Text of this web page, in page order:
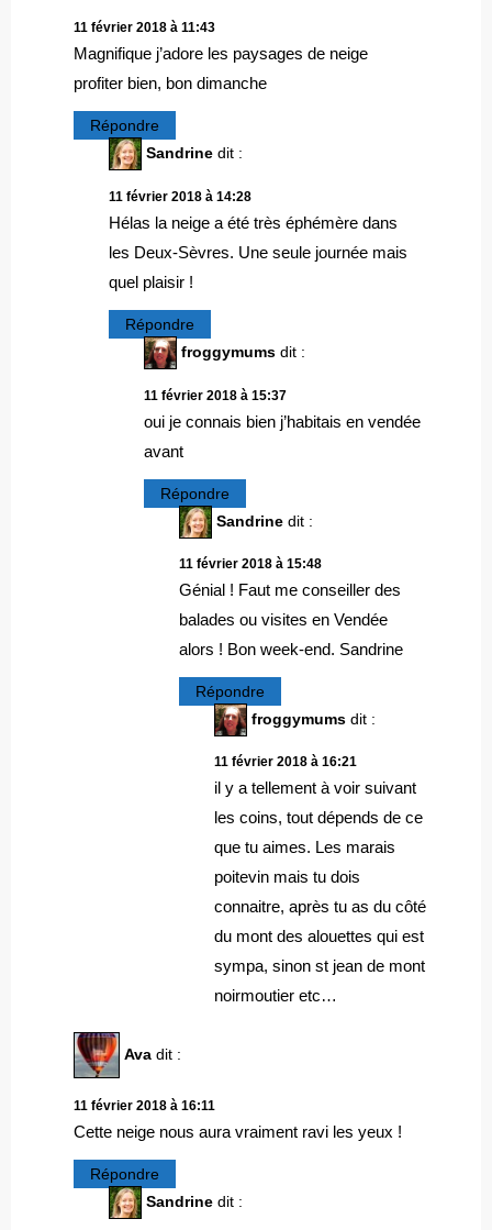
11 février 2018 à 11:43
Magnifique j’adore les paysages de neige
profiter bien, bon dimanche
Répondre
Sandrine dit :
11 février 2018 à 14:28
Hélas la neige a été très éphémère dans
les Deux-Sèvres. Une seule journée mais
quel plaisir !
Répondre
froggymums dit :
11 février 2018 à 15:37
oui je connais bien j’habitais en vendée
avant
Répondre
Sandrine dit :
11 février 2018 à 15:48
Génial ! Faut me conseiller des
balades ou visites en Vendée
alors ! Bon week-end. Sandrine
Répondre
froggymums dit :
11 février 2018 à 16:21
il y a tellement à voir suivant
les coins, tout dépends de ce
que tu aimes. Les marais
poitevin mais tu dois
connaitre, après tu as du côté
du mont des alouettes qui est
sympa, sinon st jean de mont
noirmoutier etc…
Ava dit :
11 février 2018 à 16:11
Cette neige nous aura vraiment ravi les yeux !
Répondre
Sandrine dit :